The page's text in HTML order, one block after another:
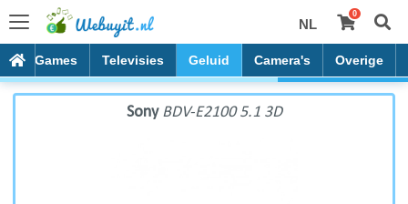
NL
0
Games Televisies Geluid Camera's Overige
Sony BDV-E2100 5.1 3D
Sony BDV-E2100 5.1 3D